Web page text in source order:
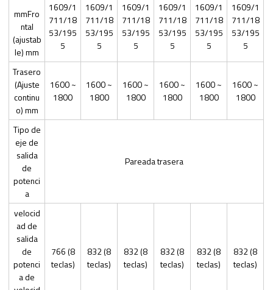
mmFro
ntal
(ajustab
le) mm
1609/1
711/18
53/195
5
1609/1
711/18
53/195
5
1609/1
711/18
53/195
5
1609/1
711/18
53/195
5
1609/1
711/18
53/195
5
1609/1
711/18
53/195
5
Trasero
(Ajuste
continu
o) mm
1600 ~
1800
1600 ~
1800
1600 ~
1800
1600 ~
1800
1600 ~
1800
1600 ~
1800
Tipo de
eje de
salida
de
potenci
a
Pareada trasera
velocid
ad de
salida
de
potenci
a de
766 (8
teclas)
832 (8
teclas)
832 (8
teclas)
832 (8
teclas)
832 (8
teclas)
832 (8
teclas)